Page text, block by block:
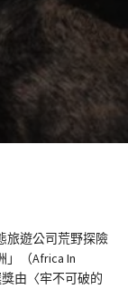
旅遊公司荒野探險
」（Africa In
由〈牢不可破的